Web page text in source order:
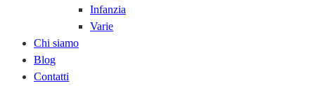
Infanzia
Varie
Chi siamo
Blog
Contatti